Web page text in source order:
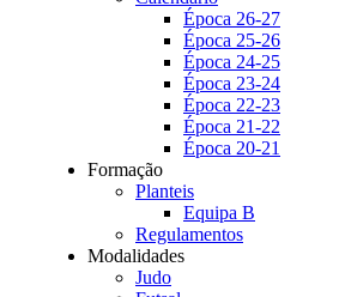
Época 26-27
Época 25-26
Época 24-25
Época 23-24
Época 22-23
Época 21-22
Época 20-21
Formação
Planteis
Equipa B
Regulamentos
Modalidades
Judo